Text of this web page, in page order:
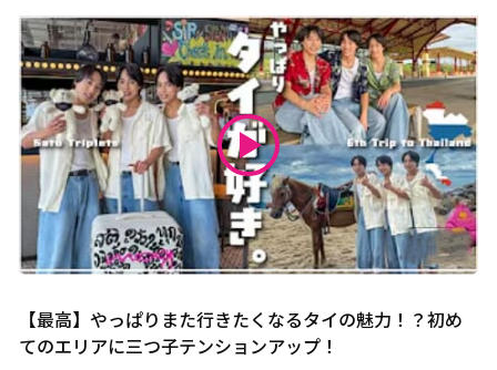
【最高】やっぱりまた行きたくなるタイの魅力！？初め
てのエリアに三つ子テンションアップ！